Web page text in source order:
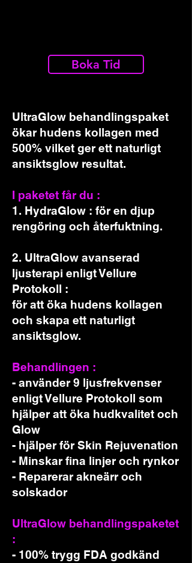
Boka Tid
UltraGlow behandlingspaket
ökar hudens kollagen med
500% vilket ger ett naturligt
ansiktsglow resultat.
I paketet får du :
1. HydraGlow : för en djup
rengöring och återfuktning.
2. UltraGlow avanserad
ljusterapi enligt Vellure
Protokoll :
för att öka hudens kollagen
och skapa ett naturligt
ansiktsglow.
Behandlingen :
- använder 9 ljusfrekvenser
enligt Vellure Protokoll som
hjälper att öka hudkvalitet och
Glow
- hjälper för Skin Rejuvenation
- Minskar fina linjer och rynkor
- Reparerar akneärr och
solskador
UltraGlow behandlingspaketet
:
- 100% trygg FDA godkänd